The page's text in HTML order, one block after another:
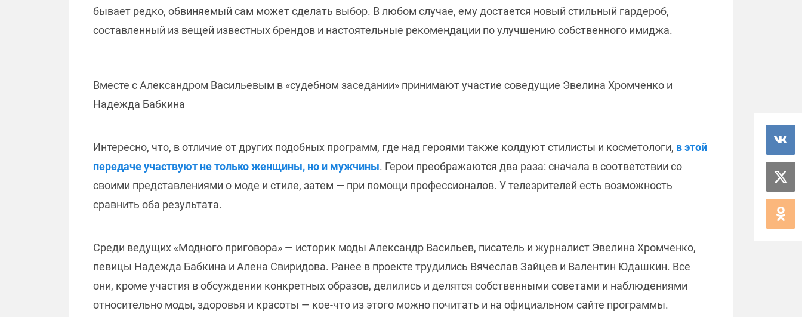
бывает редко, обвиняемый сам может сделать выбор. В любом случае, ему достается новый стильный гардероб,
составленный из вещей известных брендов и настоятельные рекомендации по улучшению собственного имиджа.
Вместе с Александром Васильевым в «судебном заседании» принимают участие соведущие Эвелина Хромченко и
Надежда Бабкина
Интересно, что, в отличие от других подобных программ, где над героями также колдуют стилисты и косметологи, в этой
передаче участвуют не только женщины, но и мужчины. Герои преображаются два раза: сначала в соответствии со
своими представлениями о моде и стиле, затем — при помощи профессионалов. У телезрителей есть возможность
сравнить оба результата.
Среди ведущих «Модного приговора» — историк моды Александр Васильев, писатель и журналист Эвелина Хромченко,
певицы Надежда Бабкина и Алена Свиридова. Ранее в проекте трудились Вячеслав Зайцев и Валентин Юдашкин. Все
они, кроме участия в обсуждении конкретных образов, делились и делятся собственными советами и наблюдениями
относительно моды, здоровья и красоты — кое-что из этого можно почитать и на официальном сайте программы.